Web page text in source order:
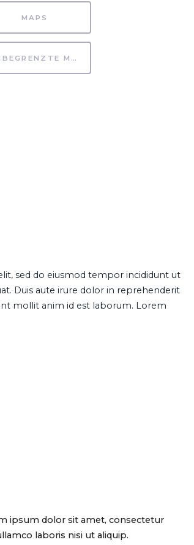
MAPS
UNBEGRENZTE MÖGLICHKEITEN
sed do eiusmod tempor incididunt ut
Duis aute irure dolor in reprehenderit
mollit anim id est laborum. Lorem
ipsum dolor sit amet, consectetur
laboris nisi ut aliquip.